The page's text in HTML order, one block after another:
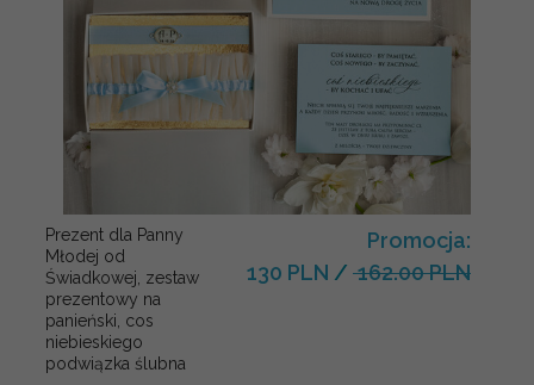
Prezent dla Panny
Młodej od
Świadkowej, zestaw
prezentowy na
panieński, cos
niebieskiego
podwiązka ślubna
Promocja:
130 PLN / 162.00 PLN